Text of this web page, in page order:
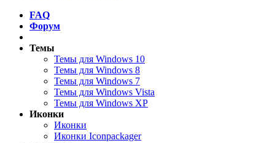
FAQ
Форум
Темы
Темы для Windows 10
Темы для Windows 8
Темы для Windows 7
Темы для Windows Vista
Темы для Windows XP
Иконки
Иконки
Иконки Iconpackager